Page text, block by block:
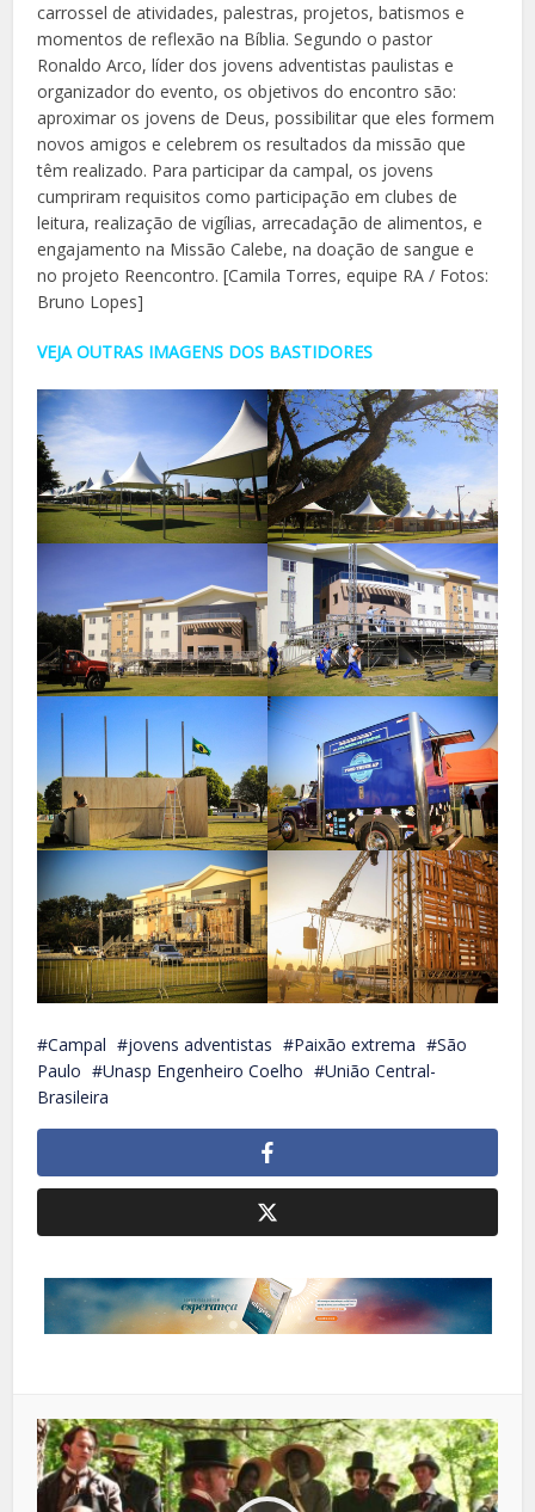
carrossel de atividades, palestras, projetos, batismos e
momentos de reflexão na Bíblia. Segundo o pastor
Ronaldo Arco, líder dos jovens adventistas paulistas e
organizador do evento, os objetivos do encontro são:
aproximar os jovens de Deus, possibilitar que eles formem
novos amigos e celebrem os resultados da missão que
têm realizado. Para participar da campal, os jovens
cumpriram requisitos como participação em clubes de
leitura, realização de vigílias, arrecadação de alimentos, e
engajamento na Missão Calebe, na doação de sangue e
no projeto Reencontro. [Camila Torres, equipe RA / Fotos:
Bruno Lopes]
VEJA OUTRAS IMAGENS DOS BASTIDORES
Campal jovens adventistas Paixão extrema
São
Paulo
Unasp Engenheiro Coelho
União Central-
Brasileira